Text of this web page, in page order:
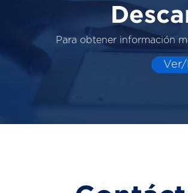
Para obtener información
Ver/